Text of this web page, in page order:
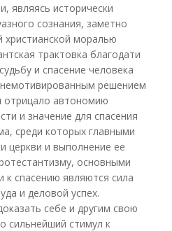
являясь исторически
сознания, заметно
христианской моралью
трактовка благодати
и спасение человека
решением
отрицало автономию
и значение для спасения
среди которых главными
церкви и выполнение ее
основными
к спасению являются сила
и деловой успех.
себе и другим свою
сильнейший стимул к